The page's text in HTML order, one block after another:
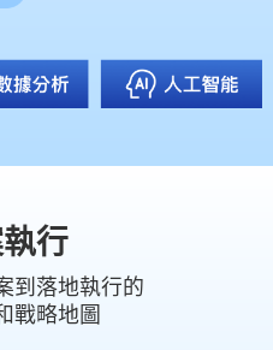
行
到落地執行的
戰略地圖